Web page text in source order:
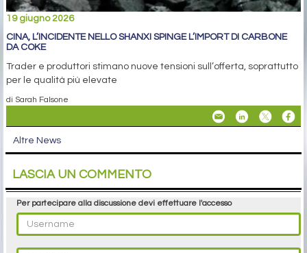
19 giugno 2026
CINA, L’INCIDENTE NELLO SHANXI SPINGE L’IMPORT DI CARBONE
DA COKE
Trader e produttori stimano nuove tensioni sull’offerta, soprattutto
per le qualità più elevate
di Sarah Falsone
Altre News
LASCIA UN COMMENTO
Per partecipare alla discussione devi effettuare l'accesso